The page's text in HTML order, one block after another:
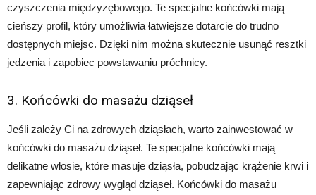
czyszczenia międzyzębowego. Te specjalne końcówki mają
cieńszy profil, który umożliwia łatwiejsze dotarcie do trudno
dostępnych miejsc. Dzięki nim można skutecznie usunąć resztki
jedzenia i zapobiec powstawaniu próchnicy.
3. Końcówki do masażu dziąseł
Jeśli zależy Ci na zdrowych dziąsłach, warto zainwestować w
końcówki do masażu dziąseł. Te specjalne końcówki mają
delikatne włosie, które masuje dziąsła, pobudzając krążenie krwi i
zapewniając zdrowy wygląd dziąseł. Końcówki do masażu